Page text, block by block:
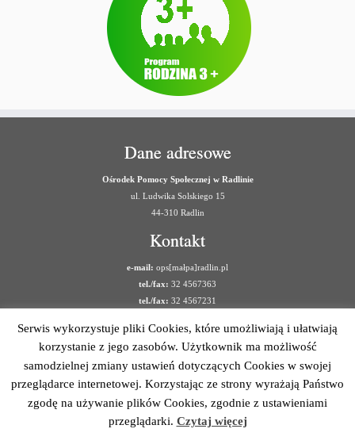
Dane adresowe
Ośrodek Pomocy Społecznej w Radlinie
ul. Ludwika Solskiego 15
44-310 Radlin
Kontakt
e-mail: ops[małpa]radlin.pl
tel./fax: 32 4567363
tel./fax: 32 4567231
Ostatnie wpisy
Ankieta rozeznania potrzeb na usługi opieki wytchnieniowej
12.05.2026 – Podinspektor
Życzenia
Serwis wykorzystuje pliki Cookies, które umożliwiają i ułatwiają
korzystanie z jego zasobów. Użytkownik ma możliwość
samodzielnej zmiany ustawień dotyczących Cookies w swojej
przeglądarce internetowej. Korzystając ze strony wyrażają Państwo
zgodę na używanie plików Cookies, zgodnie z ustawieniami
przeglądarki. Czytaj więcej